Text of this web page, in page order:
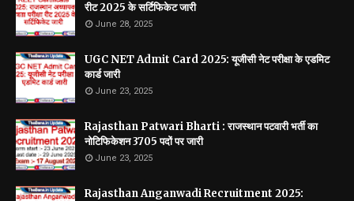
रीट 2025 के सर्टिफिकेट जारी
June 28, 2025
UGC NET Admit Card 2025: यूजीसी नेट परीक्षा के एडमिट
कार्ड जारी
June 23, 2025
Rajasthan Patwari Bharti : राजस्थान पटवारी भर्ती का
नोटिफिकेशन 3705 पदों पर जारी
June 23, 2025
Rajasthan Anganwadi Recruitment 2025: